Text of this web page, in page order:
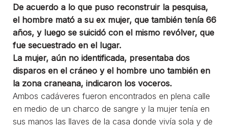
De acuerdo a lo que puso reconstruir la pesquisa,
el hombre mató a su ex mujer, que también tenía 66
años, y luego se suicidó con el mismo revólver, que
fue secuestrado en el lugar.
La mujer, aún no identificada, presentaba dos
disparos en el cráneo y el hombre uno también en
la zona craneana, indicaron los voceros.
Ambos cadáveres fueron encontrados en plena calle
en medio de un charco de sangre y la mujer tenía en
sus manos las llaves de la casa donde vivía sola y de